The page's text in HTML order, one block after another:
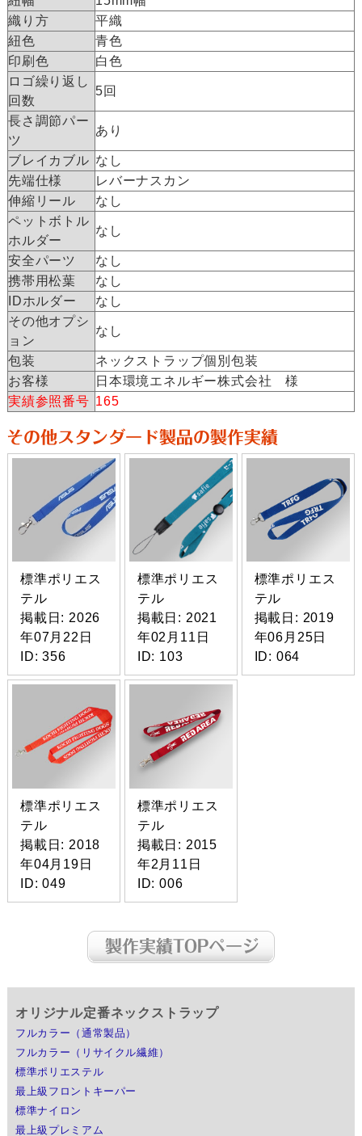
織り方
平織
紐色
青色
印刷色
白色
ロゴ繰り返し
回数
5回
長さ調節パー
ツ
あり
ブレイカブル なし
先端仕様
レバーナスカン
伸縮リール
なし
ペットボトル
ホルダー
なし
安全パーツ
なし
携帯用松葉
なし
IDホルダー
なし
その他オプシ
ョン
なし
包装
ネックストラップ個別包装
お客様
日本環境エネルギー株式会社 様
実績参照番号 165
標準ポリエス
テル
掲載日: 2026
年07月22日
ID: 356
標準ポリエス
テル
掲載日: 2021
年02月11日
ID: 103
標準ポリエス
テル
掲載日: 2019
年06月25日
ID: 064
標準ポリエス
テル
掲載日: 2018
年04月19日
ID: 049
標準ポリエス
テル
掲載日: 2015
年2月11日
ID: 006
オリジナル定番ネックストラップ
フルカラー（通常製品）
フルカラー（リサイクル繊維）
標準ポリエステル
最上級フロントキーパー
標準ナイロン
最上級プレミアム